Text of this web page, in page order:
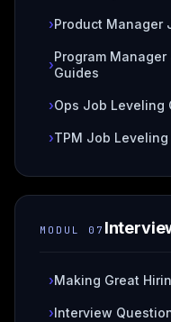
›Product Manager
›
Program
Guides
›Ops Job Leveling
›TPM Job Leveling
MODUL 07
›Making Great
›Interview